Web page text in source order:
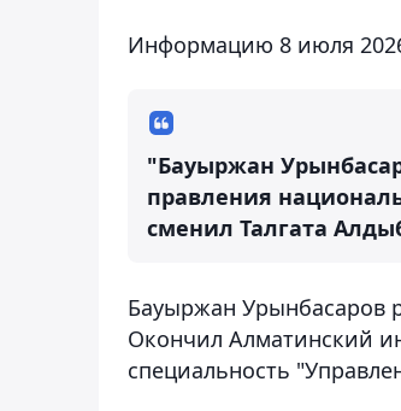
Информацию 8 июля
"Бауыржан
правления
сменил Талгата
Бауыржан Урынбасаров
Окончил Алматинский
специальность